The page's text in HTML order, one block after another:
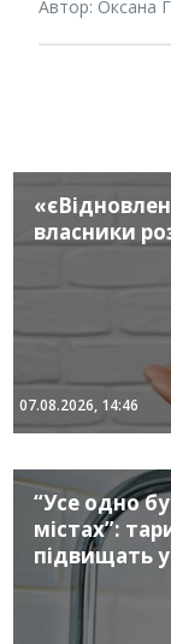
Автор: Оксана
власники
07.08.2026, 14:46
“Усе одно
містах”:
підвищать у